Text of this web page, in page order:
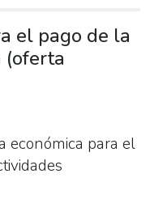
el pago de la
(oferta
económica para el